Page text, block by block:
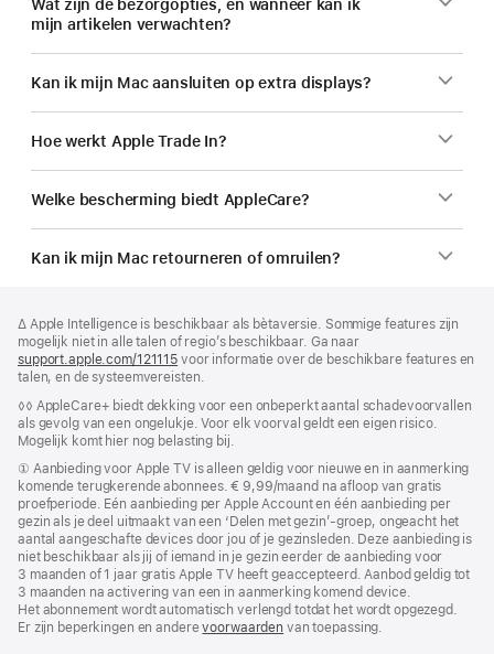
Wat zijn de bezorgopties, en wanneer kan ik
mijn artikelen verwachten?
Kan ik mijn Mac aansluiten op extra displays?
Hoe werkt Apple Trade In?
Welke bescherming biedt AppleCare?
Kan ik mijn Mac retourneren of omruilen?
Voetnoot
∆ Apple Intelligence is beschikbaar als bètaversie. Sommige features zijn
mogelijk niet in alle talen of regio’s beschikbaar. Ga naar
support.apple.com/121115 (Wordt
in
venster
geopend)
voor informatie over de beschikbare features en
talen, en de systeem­vereisten.
Voetnoot
◊◊ AppleCare+ biedt dekking voor een onbeperkt aantal schadevoorvallen
als gevolg van een ongelukje. Voor elk voorval geldt een eigen risico.
Mogelijk komt hier nog belasting bij.
Voetnoot
① Aanbieding voor Apple TV is alleen geldig voor nieuwe en in aanmerking
komende terugkerende abonnees. € 9,99/maand na afloop van gratis
proefperiode. Eén aanbieding per Apple Account en één aanbieding per
gezin als je deel uitmaakt van een ‘Delen met gezin’-groep, ongeacht het
aantal aangeschafte devices door jou of je gezinsleden. Deze aanbieding is
niet beschikbaar als jij of iemand in je gezin eerder de aanbieding voor
3 maanden of 1 jaar gratis Apple TV heeft geaccepteerd. Aanbod geldig tot
3 maanden na activering van een in aanmerking komend device.
Het abonnement wordt automatisch verlengd totdat het wordt opgezegd.
Er zijn beperkingen en anderevoorwaarden van toepassing.